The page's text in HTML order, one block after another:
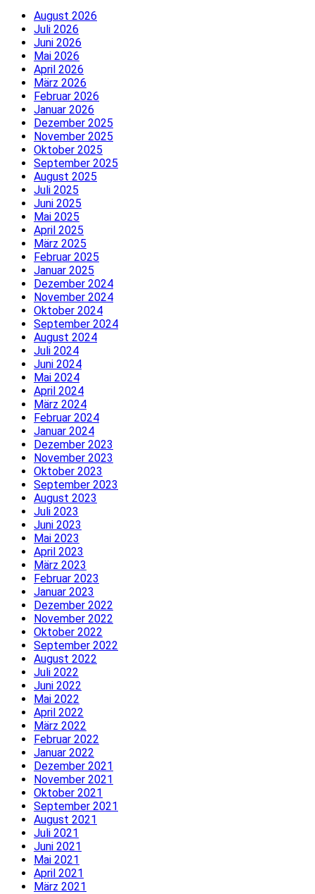
August 2026
Juli 2026
Juni 2026
Mai 2026
April 2026
März 2026
Februar 2026
Januar 2026
Dezember 2025
November 2025
Oktober 2025
September 2025
August 2025
Juli 2025
Juni 2025
Mai 2025
April 2025
März 2025
Februar 2025
Januar 2025
Dezember 2024
November 2024
Oktober 2024
September 2024
August 2024
Juli 2024
Juni 2024
Mai 2024
April 2024
März 2024
Februar 2024
Januar 2024
Dezember 2023
November 2023
Oktober 2023
September 2023
August 2023
Juli 2023
Juni 2023
Mai 2023
April 2023
März 2023
Februar 2023
Januar 2023
Dezember 2022
November 2022
Oktober 2022
September 2022
August 2022
Juli 2022
Juni 2022
Mai 2022
April 2022
März 2022
Februar 2022
Januar 2022
Dezember 2021
November 2021
Oktober 2021
September 2021
August 2021
Juli 2021
Juni 2021
Mai 2021
April 2021
März 2021